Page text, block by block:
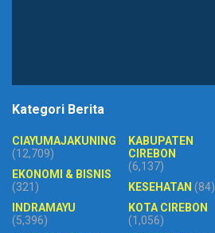
Kategori Berita
CIAYUMAJAKUNING
(12,709)
EKONOMI & BISNIS
(321)
INDRAMAYU
(5,396)
KABUPATEN
CIREBON
(6,137)
KESEHATAN (84)
KOTA CIREBON
(1,056)